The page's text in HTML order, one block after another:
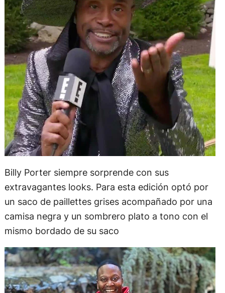
Billy Porter siempre sorprende con sus
extravagantes looks. Para esta edición optó por
un saco de paillettes grises acompañado por una
camisa negra y un sombrero plato a tono con el
mismo bordado de su saco